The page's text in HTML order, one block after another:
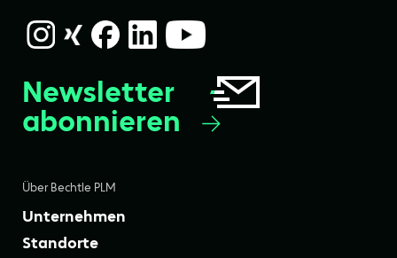
Über Bechtle PLM
Unternehmen
Standorte
Newsletter
abonnieren